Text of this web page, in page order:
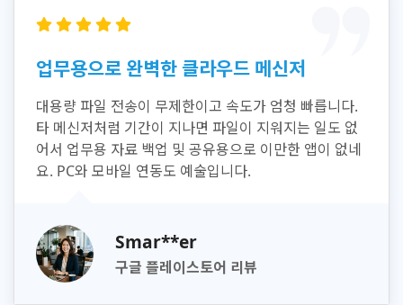
업무용으로 완벽한 클라우드 메신저
대용량 파일 전송이 무제한이고 속도가 엄청 빠릅니다.
타 메신저처럼 기간이 지나면 파일이 지워지는 일도 없
어서 업무용 자료 백업 및 공유용으로 이만한 앱이 없네
요. PC와 모바일 연동도 예술입니다.
Smar**er
구글 플레이스토어 리뷰